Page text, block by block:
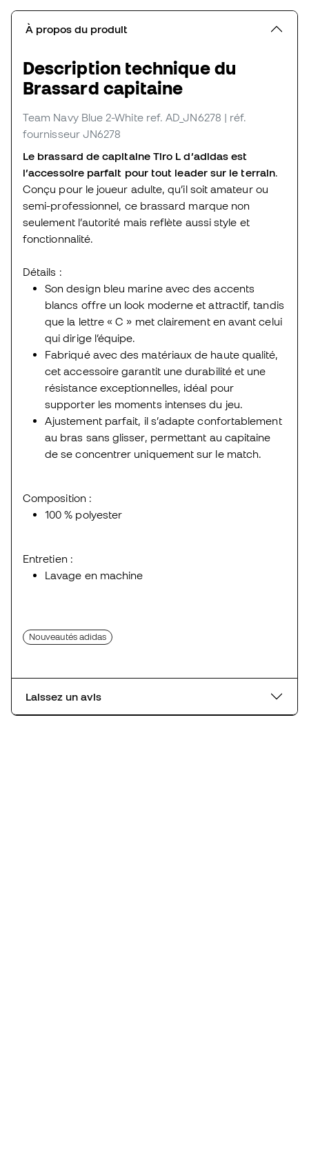
À propos du produit
Description technique du
Brassard capitaine
Team Navy Blue 2-White ref. AD_JN6278 | réf.
fournisseur JN6278
Le brassard de capitaine Tiro L d’adidas est
l’accessoire parfait pour tout leader sur le terrain.
Conçu pour le joueur adulte, qu’il soit amateur ou
semi-professionnel, ce brassard marque non
seulement l’autorité mais reflète aussi style et
fonctionnalité.
Détails :
Son design bleu marine avec des accents
blancs offre un look moderne et attractif, tandis
que la lettre « C » met clairement en avant celui
qui dirige l’équipe.
Fabriqué avec des matériaux de haute qualité,
cet accessoire garantit une durabilité et une
résistance exceptionnelles, idéal pour
supporter les moments intenses du jeu.
Ajustement parfait, il s’adapte confortablement
au bras sans glisser, permettant au capitaine
de se concentrer uniquement sur le match.
Composition :
100 % polyester
Entretien :
Lavage en machine
Nouveautés adidas
Laissez un avis